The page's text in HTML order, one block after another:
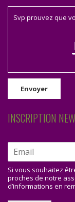
Svp prouvez que
INSCRIPTION
Si vous souhaitez
proches de notre
d’informations en